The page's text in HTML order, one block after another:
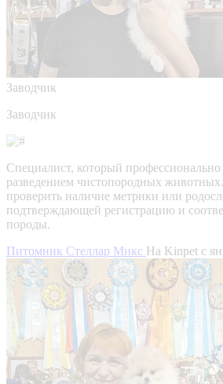
Заводчик
Заводчик
Специалист, который профессионально
разведением чистопородных животных.
проверить наличие метрики или
подтверждающей регистрацию и
породы.
Питомник Стеллар Микс На Kinpet c